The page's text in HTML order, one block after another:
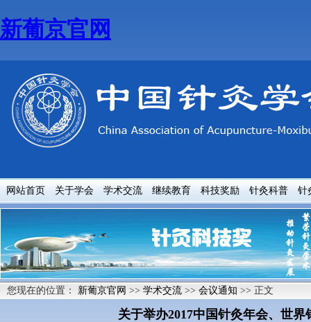
新葡京官网
网站首页 关于学会 学术交流 继续教育 科技奖励 针灸科普 针
您现在的位置： 新葡京官网 >> 学术交流 >> 会议通知 >> 正文
关于举办2017中国针灸年会、世